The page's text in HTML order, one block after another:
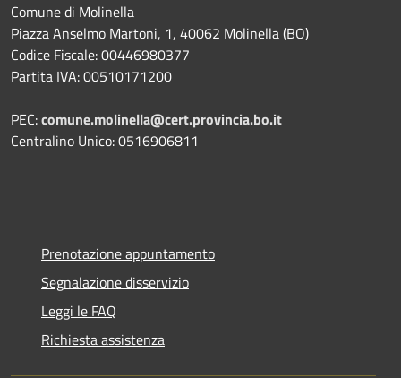
Comune di Molinella
Piazza Anselmo Martoni, 1, 40062 Molinella (BO)
Codice Fiscale: 00446980377
Partita IVA: 00510171200
PEC:comune.molinella@cert.provincia.bo.it
Centralino Unico: 0516906811
Prenotazione appuntamento
Segnalazione disservizio
Leggi le FAQ
Richiesta assistenza